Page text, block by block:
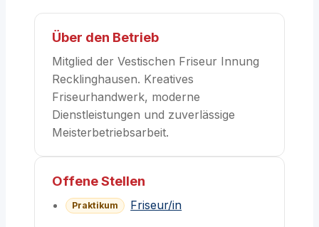
Über den Betrieb
Mitglied der Vestischen Friseur Innung
Recklinghausen. Kreatives
Friseurhandwerk, moderne
Dienstleistungen und zuverlässige
Meisterbetriebsarbeit.
Offene Stellen
Praktikum Friseur/in